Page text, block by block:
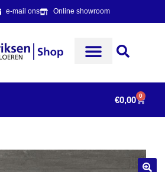
e-mail ons Online showroom
€0,00 0